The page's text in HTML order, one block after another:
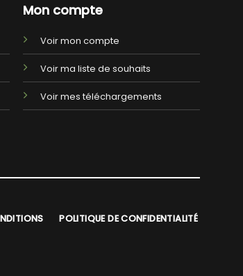
Mon compte
Voir mon compte
Voir ma liste de souhaits
Voir mes téléchargements
POLITIQUE DE CONFIDENTIALITÉ